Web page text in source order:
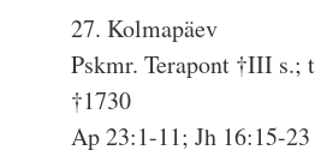
27. Kolmapäev
Pskmr. Terapont †III s.;
†1730
Ap 23:1-11; Jh 16:15-23